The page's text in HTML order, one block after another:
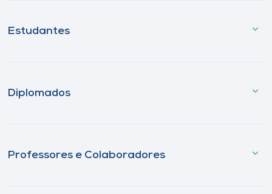
Estudantes
Diplomados
Professores e Colaboradores